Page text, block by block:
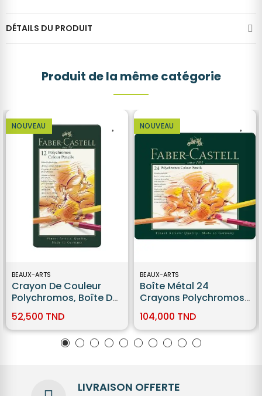
DÉTAILS DU PRODUIT
Produit de la même catégorie
NOUVEAU
BEAUX-ARTS
Crayon De Couleur
Polychromos, Boîte De
52,500 TND
NOUVEAU
BEAUX-ARTS
Boîte Métal 24
Crayons Polychromos
104,000 TND
LIVRAISON OFFERTE